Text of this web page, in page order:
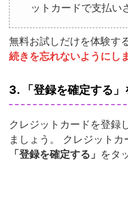
ットカードで支払い
無料お試しだけを体験す
続きを忘れないようにし
3. 「登録を確定する」
クレジットカードを登録
ましょう。 クレジットカ
「登録を確定する」 をタ